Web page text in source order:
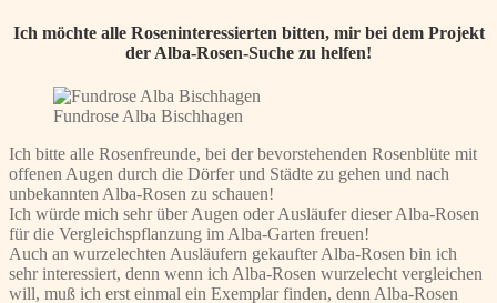
Ich möchte alle Roseninteressierten bitten, mir bei dem Projekt
der Alba-Rosen-Suche zu helfen!
Fundrose Alba Bischhagen
Ich bitte alle Rosenfreunde, bei der bevorstehenden Rosenblüte mit
offenen Augen durch die Dörfer und Städte zu gehen und nach
unbekannten Alba-Rosen zu schauen!
Ich würde mich sehr über Augen oder Ausläufer dieser Alba-Rosen
für die Vergleichspflanzung im Alba-Garten freuen!
Auch an wurzelechten Ausläufern gekaufter Alba-Rosen bin ich
sehr interessiert, denn wenn ich Alba-Rosen wurzelecht vergleichen
will, muß ich erst einmal ein Exemplar finden, denn Alba-Rosen